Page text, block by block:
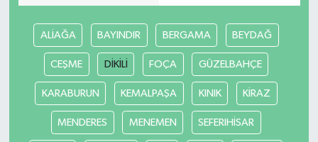
ALİAĞA BAYINDIR BERGAMA BEYDAĞ
CEŞME DİKİLİ FOÇA GÜZELBAHÇE
KARABURUN KEMALPAŞA KINIK KİRAZ
MENDERES MENEMEN SEFERIHİSAR